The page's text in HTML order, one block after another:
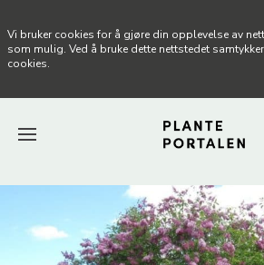
FORSIDEN
NYHETER
Vi bruker cookies for å gjøre din opplevelse av
som mulig. Ved å bruke dette nettstedet
cookies.